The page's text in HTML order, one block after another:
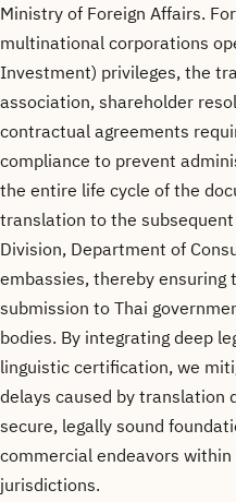
Ministry of Foreign Affairs.
multinational corporations
Investment) privileges, the
association, shareholder
contractual agreements
compliance to prevent
the entire life cycle of the
translation to the
Division, Department of
embassies, thereby ensuring
submission to Thai
bodies. By integrating deep
linguistic certification, we
delays caused by translation
secure, legally sound
commercial endeavors
jurisdictions.